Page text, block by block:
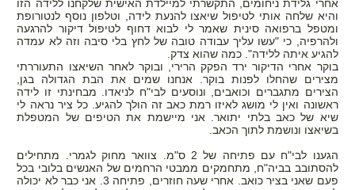
אחרי גלידת ניחומים, התקשרתי למיילדת האישית שלקחנו ללידה הזו
והיא שלחה אותי לטיפול שיאצו להנעת לידה, וטלפון נוסף לנטורופת
ומטפל ברפואה סינית שאמר לי לבוא דחוף לטיפול דיקור להרגעה
ולהרפיה, כי "עשו עליך עבודה טובה של לחץ בלי סיבה וזה לא עמדה
להגיע איתה ללידה". כמה שהוא צדק.
בוקר אחרי הדיקור ירד הפקק הרירי, ובוקר לאחר השיאצו התעוררתי
מצירים שהחלו לפנות בוקר. אנחנו שמים את הבת הגדולה בגן,
הצירים מתגברים וכואבים, ונוסעים לבי"ח לניאדו. מבחינתי זו לידה
ראשונה ואין לי מושג לאיזו רמת כאב זה הולך להגיע. כל ציר נראה לי
שיא של כאב בלתי יתואר. אני מיישמת את הטיפים של המטפלת
בשיאצו ונושמת לתוך הכאב.
הגענו לבי"ח עם פתיחה של 2 ס"מ. צוואר מחוק לגמרי. מתחילים
להסתובב בביה"ח, מתחמקים ממבטי הרחמים של האנשים בלובי בכל
פעם שאני בציר כואב. אחרי שעה חוזרים, פתיחה 3. אני כבר לא יכולה